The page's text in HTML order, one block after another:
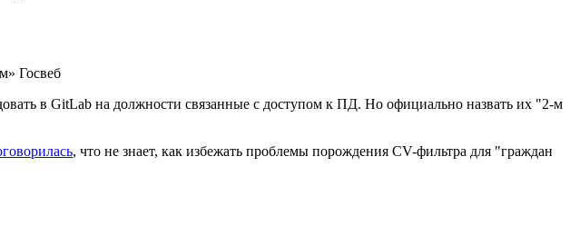
Госвеб
в GitLab на должности связанные с доступом к ПД. Но официально назвать их "2-м
, что не знает, как избежать проблемы порождения CV-фильтра для "граждан